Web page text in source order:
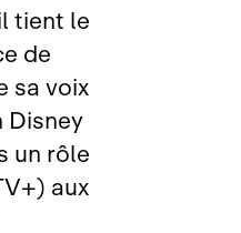
tient le
de
sa voix
Disney
un rôle
aux